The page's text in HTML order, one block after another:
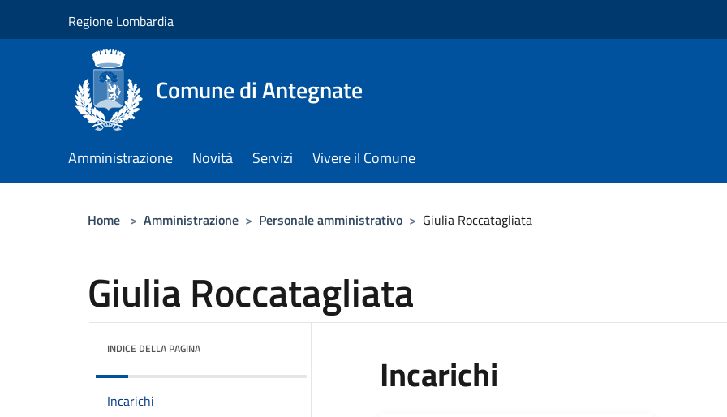
Regione Lombardia
Comune di Antegnate
Amministrazione Novità Servizi Vivere il Comune
Home > Amministrazione > Personale amministrativo > Giulia Roccatagliata
Giulia Roccatagliata
INDICE DELLA PAGINA
Incarichi
Incarichi